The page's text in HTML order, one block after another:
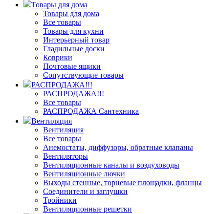
Товары для дома
Товары для дома
Все товары
Товары для кухни
Интерьерный товар
Гладильные доски
Коврики
Почтовые ящики
Сопутствующие товары
РАСПРОДАЖА!!!
РАСПРОДАЖА!!!
Все товары
РАСПРОДАЖА Сантехника
Вентиляция
Вентиляция
Все товары
Анемостаты, диффузоры, обратные клапаны
Вентиляторы
Вентиляционные каналы и воздуховоды
Вентиляционные лючки
Выходы стенные, торцевые площадки, фланцы
Соединители и заглушки
Тройники
Вентиляционные решетки